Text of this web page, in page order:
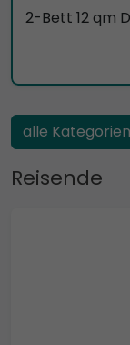
2-Bett 12 qm
alle
Reisende